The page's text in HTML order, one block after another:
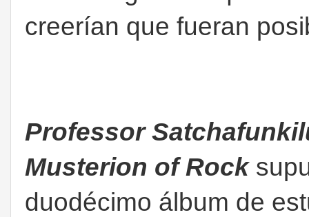
creerían que fueran
Professor
Musterion of Rock
duodécimo álbum de